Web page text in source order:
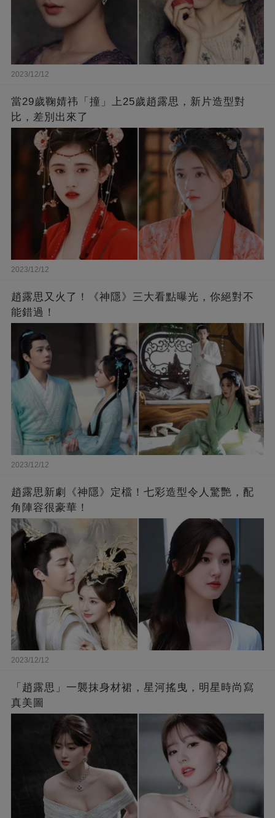
2023/12/12
當29歲鞠婧祎「撞」上25歲趙露思，新片造型對
比，差別出來了
2023/12/12
趙露思又火了！《神隱》三大看點曝光，你絕對不
能錯過！
2023/12/12
趙露思新劇《神隱》定檔！七彩造型令人驚艷，配
角陣容很豪華！
2023/12/12
「趙露思」一襲抹身材裙，星河搖曳，明星時尚寫
真美圖